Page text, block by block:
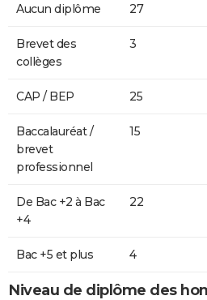
Aucun diplôme 27
Brevet des
collèges
3
CAP / BEP 25
Baccalauréat /
brevet
professionnel
15
De Bac +2 à Bac
+4
22
Bac +5 et plus 4
Niveau de diplôme des